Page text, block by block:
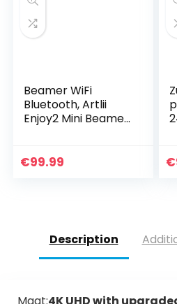
Beamer WiFi
Bluetooth, Artlii
Enjoy2 Mini Beamer,
Home Theater
€99.99 €
Description
Maat:4K UHD with